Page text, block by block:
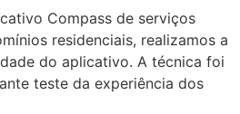
Compass de serviços
residenciais, realizamos a
do aplicativo. A técnica foi
teste da experiência dos